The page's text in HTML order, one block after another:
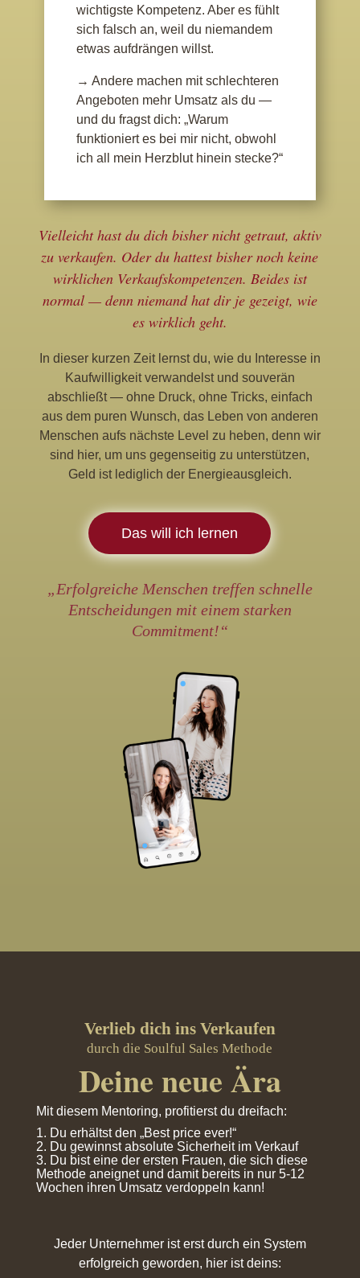
wichtigste Kompetenz. Aber es fühlt
sich falsch an, weil du niemandem
etwas aufdrängen willst.
→ Andere machen mit schlechteren
Angeboten mehr Umsatz als du —
und du fragst dich: „Warum
funktioniert es bei mir nicht, obwohl
ich all mein Herzblut hinein stecke?“
Vielleicht hast du dich bisher nicht getraut, aktiv
zu verkaufen. Oder du hattest bisher noch keine
wirklichen Verkaufskompetenzen. Beides ist
normal — denn niemand hat dir je gezeigt, wie
es wirklich geht.
In dieser kurzen Zeit lernst du, wie du Interesse in
Kaufwilligkeit verwandelst und souverän
abschließt — ohne Druck, ohne Tricks, einfach
aus dem puren Wunsch, das Leben von anderen
Menschen aufs nächste Level zu heben, denn wir
sind hier, um uns gegenseitig zu unterstützen,
Geld ist lediglich der Energieausgleich.
Das will ich lernen
„Erfolgreiche Menschen treffen schnelle
Entscheidungen mit einem starken
Commitment!“
Verlieb dich ins Verkaufen
durch die Soulful Sales Methode
Deine neue Ära
Mit diesem Mentoring, profitierst du dreifach:
1. Du erhältst den „Best price ever!“
2. Du gewinnst absolute Sicherheit im Verkauf
3. Du bist eine der ersten Frauen, die sich diese
Methode aneignet und damit bereits in nur 5-12
Wochen ihren Umsatz verdoppeln kann!
Jeder Unternehmer ist erst durch ein System
erfolgreich geworden, hier ist deins: